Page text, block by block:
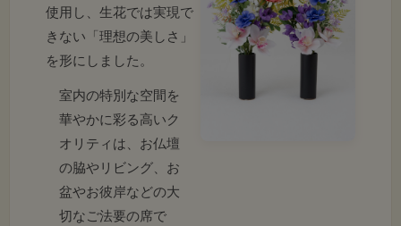
全長49cmの圧倒的な風格と、生花を超える極上の
※お写真に使用しているお花を美しく引き立てる「花器」は別
使用し、生花では実現で
きない「理想の美しさ」
を形にしました。
室内の特別な空間を
華やかに彩る高いク
オリティは、お仏壇
の脇やリビング、お
盆やお彼岸などの大
切なご法要の席で